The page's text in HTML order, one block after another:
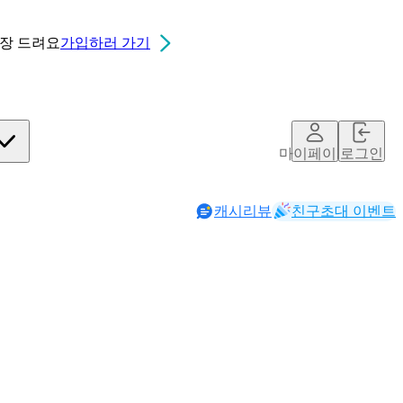
드려요가입하러 가기
마이페이지로그인
캐시리뷰 친구초대 이벤트